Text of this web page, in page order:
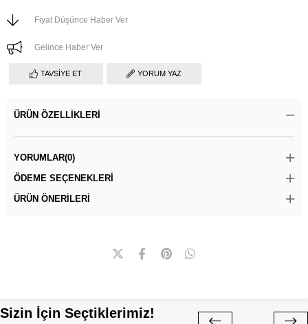
Fiyat Düşünce Haber Ver
Gelince Haber Ver
TAVSIYE ET YORUM YAZ
ÜRÜN ÖZELLIKLERI
YORUMLAR(0)
ÖDEME SEÇENEKLERI
ÜRÜN ÖNERILERI
Sizin İçin Seçtiklerimiz!